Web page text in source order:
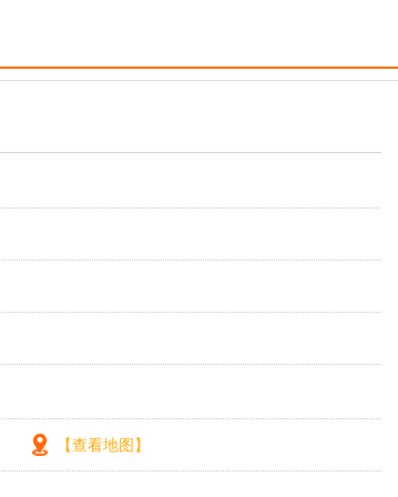
【查看地图】